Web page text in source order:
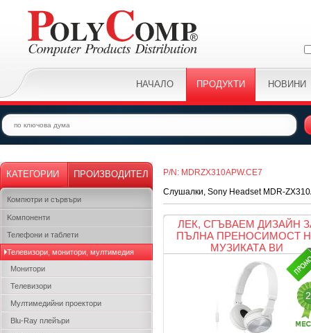
НАЧАЛО ПРОДУКТИ НОВИНИ
КАТЕГОРИИ ПРОИЗВОДИТЕЛ
Компютри и сървъри
Kомпоненти
Телефони и таблети
Телевизори, монитори, мултимедия
Монитори
Телевизори
Мултимедийни проектори
Blu-Ray плейъри
P/N: MDRZX310APW.CE7
Слушалки, Sony Headset MDR-
ЛЕК, СГЪВАЕМ ДИЗАЙН
ПЪЛНА ПРЕНОСИМОСТ
МУЗИКАТА ВИ